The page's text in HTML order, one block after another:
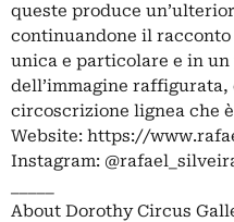
queste produce
continuandone il
unica e particolare e in un
dell’immagine
circoscrizione lignea che
Website: https://
Instagram:
About Dorothy Circus